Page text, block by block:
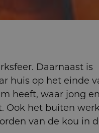
Daarnaast is
huis op het einde
heeft, waar jong en
Ook het buiten
van de kou in